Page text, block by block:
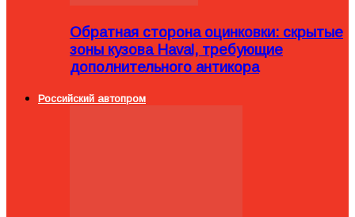
Обратная сторона оцинковки: скрытые
зоны кузова Haval, требующие
дополнительного антикора
Российский автопром